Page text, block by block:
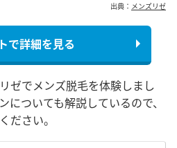
出典： メンズリゼ
で詳細を見る
ゼでメンズ脱毛を体験しまし
についても解説しているので、
ださい。